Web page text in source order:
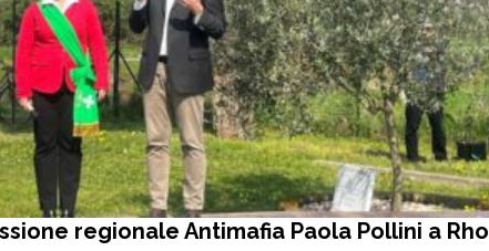
regionale Antimafia Paola Pollini a Rho